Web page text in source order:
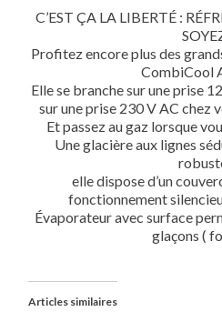
C’EST ÇA LA LIBERTÉ :
Profitez encore plus des
CombiCool
Elle se branche sur une prise
sur une prise 230 V AC chez
Et passez au gaz lorsque
Une glacière aux lignes
elle dispose d’un
fonctionnement
Évaporateur avec surface
glaçons (
Articles similaires